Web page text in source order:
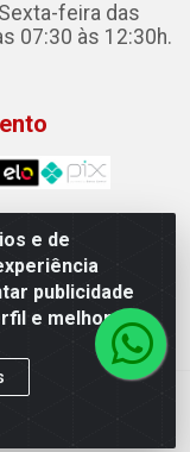
e de
publicidade
e melhorar a
feira das
07:30 às 12:30h.
LTDA -
Centro - Oeiras/PI
0001-50